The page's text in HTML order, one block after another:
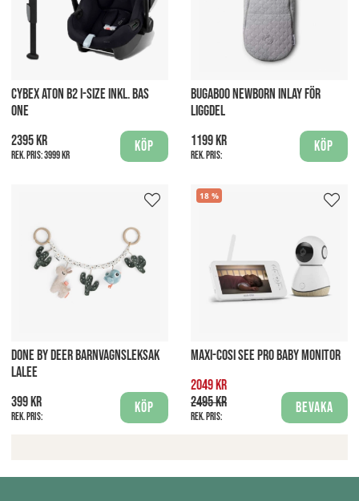
CYBEX ATON B2 I-SIZE INKL. BAS
ONE
2395 kr
Rek. pris:3999 kr
Köp
BUGABOO NEWBORN INLAY FÖR
LIGGDEL
1199 kr
Rek. pris:
Köp
DONE BY DEER BARNVAGNSLEKSAK
LALEE
399 kr
Rek. pris:
Köp
18
MAXI-COSI SEE PRO BABY MONITOR
2049 kr
2495 kr
Rek. pris:
Bevaka